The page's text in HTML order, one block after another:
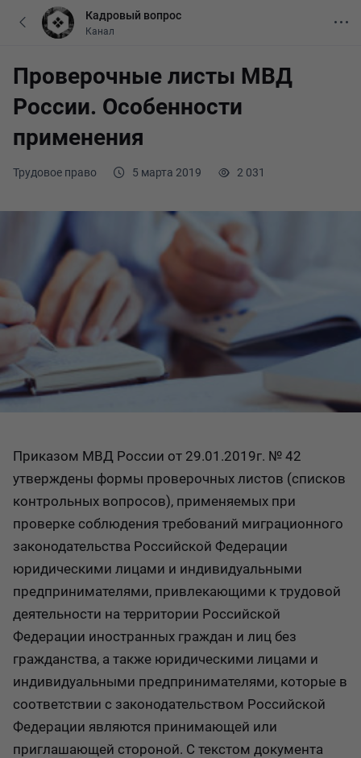
Трудовое право 5 марта 2019 2 031
Проверочные листы МВД
России. Особенности
применения
Приказом МВД России от 29.01.2019г. № 42
утверждены формы проверочных листов (списков
контрольных вопросов), применяемых при
проверке соблюдения требований миграционного
законодательства Российской Федерации
юридическими лицами и индивидуальными
предпринимателями, привлекающими к трудовой
деятельности на территории Российской
Федерации иностранных граждан и лиц без
гражданства, а также юридическими лицами и
индивидуальными предпринимателями, которые в
соответствии с законодательством Российской
Федерации являются принимающей или
приглашающей стороной. С текстом документа
Кадровый вопрос
Канал